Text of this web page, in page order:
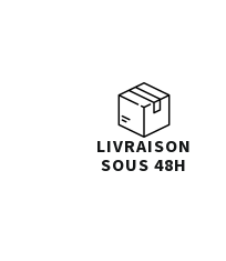
LIVRAISON
SOUS 48H